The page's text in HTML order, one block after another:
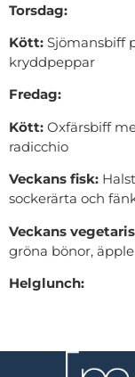
Torsdag:
Kött: Sjömansbiff
kryddpeppar
Fredag:
Kött: Oxfärsbiff
radicchio
Veckans fisk:
sockerärta och
Veckans
gröna bönor,
Helglunch: